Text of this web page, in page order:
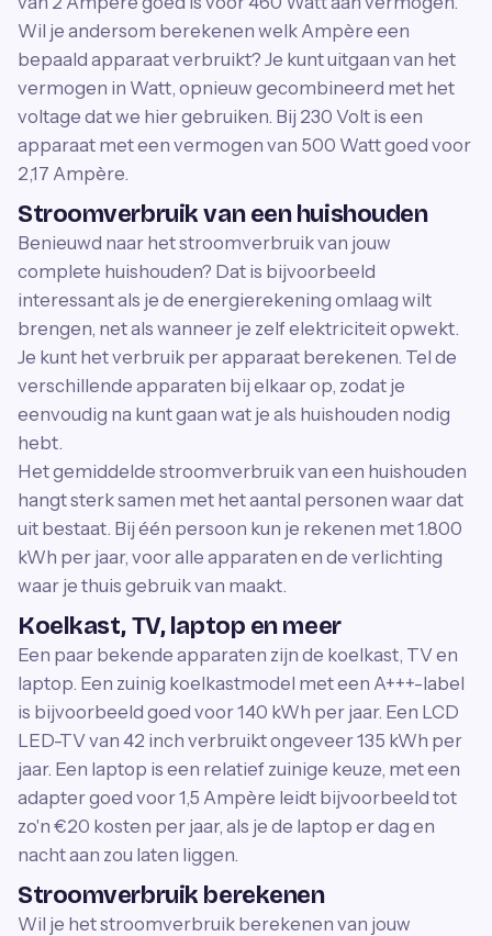
Wil je andersom berekenen welk Ampère een
bepaald apparaat verbruikt? Je kunt uitgaan van het
vermogen in Watt, opnieuw gecombineerd met het
voltage dat we hier gebruiken. Bij 230 Volt is een
apparaat met een vermogen van 500 Watt goed voor
2,17 Ampère.
Stroomverbruik van een huishouden
Benieuwd naar het stroomverbruik van jouw
complete huishouden? Dat is bijvoorbeeld
interessant als je de energierekening omlaag wilt
brengen, net als wanneer je zelf elektriciteit opwekt.
Je kunt het verbruik per apparaat berekenen. Tel de
verschillende apparaten bij elkaar op, zodat je
eenvoudig na kunt gaan wat je als huishouden nodig
hebt.
Het gemiddelde stroomverbruik van een huishouden
hangt sterk samen met het aantal personen waar dat
uit bestaat. Bij één persoon kun je rekenen met 1.800
kWh per jaar, voor alle apparaten en de verlichting
waar je thuis gebruik van maakt.
Koelkast, TV, laptop en meer
Een paar bekende apparaten zijn de koelkast, TV en
laptop. Een zuinig koelkastmodel met een A+++-label
is bijvoorbeeld goed voor 140 kWh per jaar. Een LCD
LED-TV van 42 inch verbruikt ongeveer 135 kWh per
jaar. Een laptop is een relatief zuinige keuze, met een
adapter goed voor 1,5 Ampère leidt bijvoorbeeld tot
zo'n €20 kosten per jaar, als je de laptop er dag en
nacht aan zou laten liggen.
Stroomverbruik berekenen
Wil je het stroomverbruik berekenen van jouw